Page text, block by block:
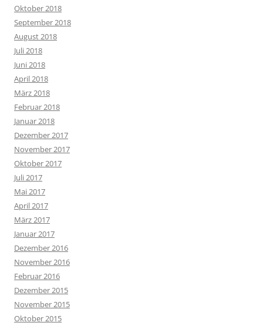
Oktober 2018
September 2018
August 2018
Juli 2018
Juni 2018
April 2018
März 2018
Februar 2018
Januar 2018
Dezember 2017
November 2017
Oktober 2017
Juli 2017
Mai 2017
April 2017
März 2017
Januar 2017
Dezember 2016
November 2016
Februar 2016
Dezember 2015
November 2015
Oktober 2015